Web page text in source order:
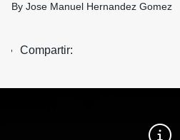
By Jose Manuel Hernandez Gomez
Compartir: